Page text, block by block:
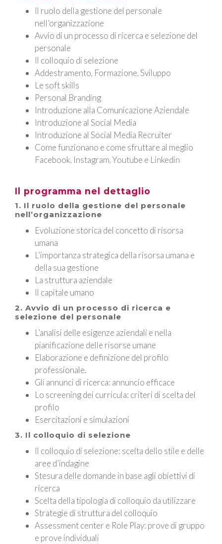
Il ruolo della gestione del personale
nell’organizzazione
Avvio di un processo di ricerca e selezione del
personale
Il colloquio di selezione
Addestramento, Formazione, Sviluppo
Le soft skills
Personal Branding
Introduzione alla Comunicazione Aziendale
Introduzione al Social Media
Introduzione al Social Media Recruiter
Come funzionano e come sfruttare al meglio
Facebook, Instagram, Youtube e Linkedin
Il programma nel dettaglio
1. Il ruolo della gestione del personale
nell’organizzazione
Evoluzione storica del concetto di risorsa
umana
L’importanza strategica della risorsa umana e
della sua gestione
La struttura aziendale
Il capitale umano
2. Avvio di un processo di ricerca e
selezione del personale
L’analisi delle esigenze aziendali e nella
pianificazione delle risorse umane
Elaborazione e definizione del profilo
professionale.
Gli annunci di ricerca: annuncio efficace
Lo screening dei curricula: criteri di scelta del
profilo
Esercitazioni e simulazioni
3. Il colloquio di selezione
Il colloquio di selezione: scelta dello stile e delle
aree d’indagine
Stesura delle domande in base agli obiettivi di
ricerca
Scelta della tipologia di colloquio da utilizzare
Strategie di struttura del colloquio
Assessment center e Role Play: prove di gruppo
e prove individuali